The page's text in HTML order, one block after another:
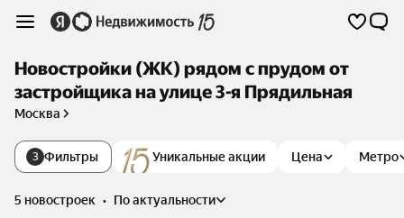
Новостройки (ЖК) рядом с прудом от
застройщика на улице 3-я Прядильная
Москва
3 Фильтры Уникальные акции Цена Метро
5 новостроек •
по актуальности